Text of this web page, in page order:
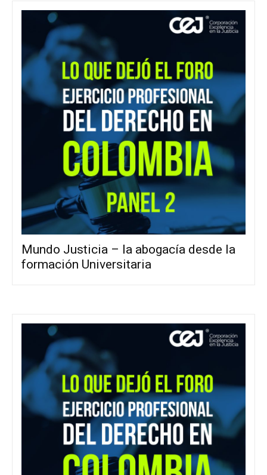
Mundo Justicia – la abogacía desde la
formación Universitaria